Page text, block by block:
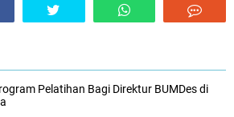
Pelatihan Bagi Direktur BUMDes di